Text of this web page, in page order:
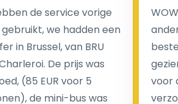
voordelen van
vast tarief voor uw rit. In
taxi's met taxameter
kosten in rekening voor de
of extra kosten voor
de service vorige
we hadden een
in Brussel, van BRU
De prijs was
(85 EUR voor 5
de mini-bus was
voor